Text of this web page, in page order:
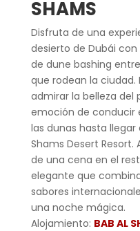
SHAMS
Disfruta de una
desierto de Dubái
de dune bashing
que rodean la
admirar la belleza del
emoción de conducir
las dunas hasta llegar
Shams Desert Resort.
de una cena en el
elegante que
sabores
una noche mágica.
Alojamiento: BAB AL